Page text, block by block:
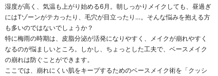
湿度が高く、気温も上がり始める6月。朝しっかりメイクしても、昼過ぎ
にはTゾーンがテカったり、毛穴が目立ったり…。そんな悩みを抱える方
も多いのではないでしょうか？
特に梅雨の時期は、皮脂分泌が活発になりやすく、メイクが崩れやすく
なるのが悩ましいところ。しかし、ちょっとした工夫で、ベースメイク
の崩れは防ぐことができます。
ここでは、崩れにくい肌をキープするためのベースメイク術を「クッシ